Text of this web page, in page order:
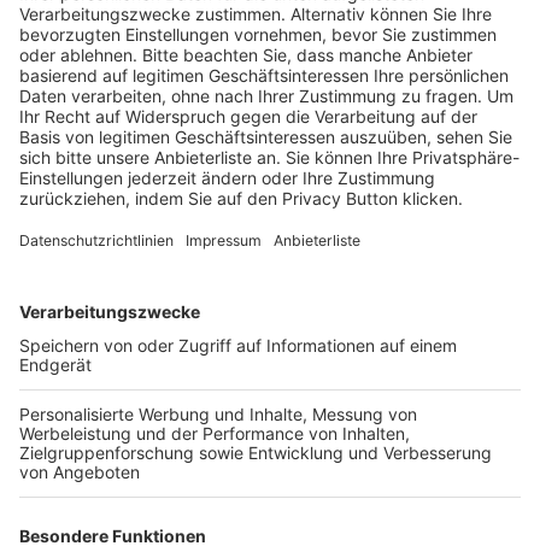
Schulungsangebot Vereinsmitarbeiter
BFV-Geschäftsstellen
Trainerbörse
Login SpielPlus
FOLGE DEM BFV
TOP-VEREINE
TOP-PARTNER